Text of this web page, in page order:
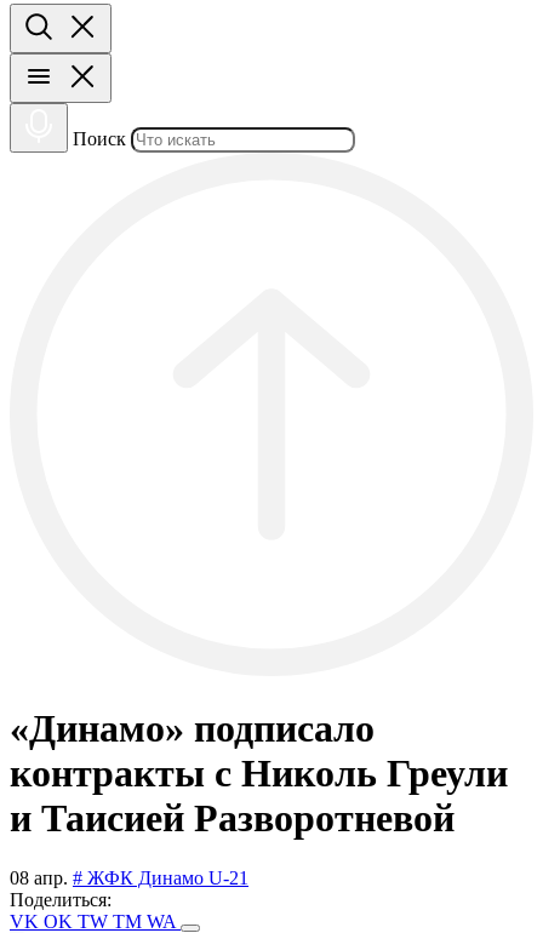
Поиск
«Динамо» подписало
контракты с Николь Греули
и Таисией Разворотневой
08 апр. # ЖФК Динамо U-21
Поделиться:
VK OK TW TM WA